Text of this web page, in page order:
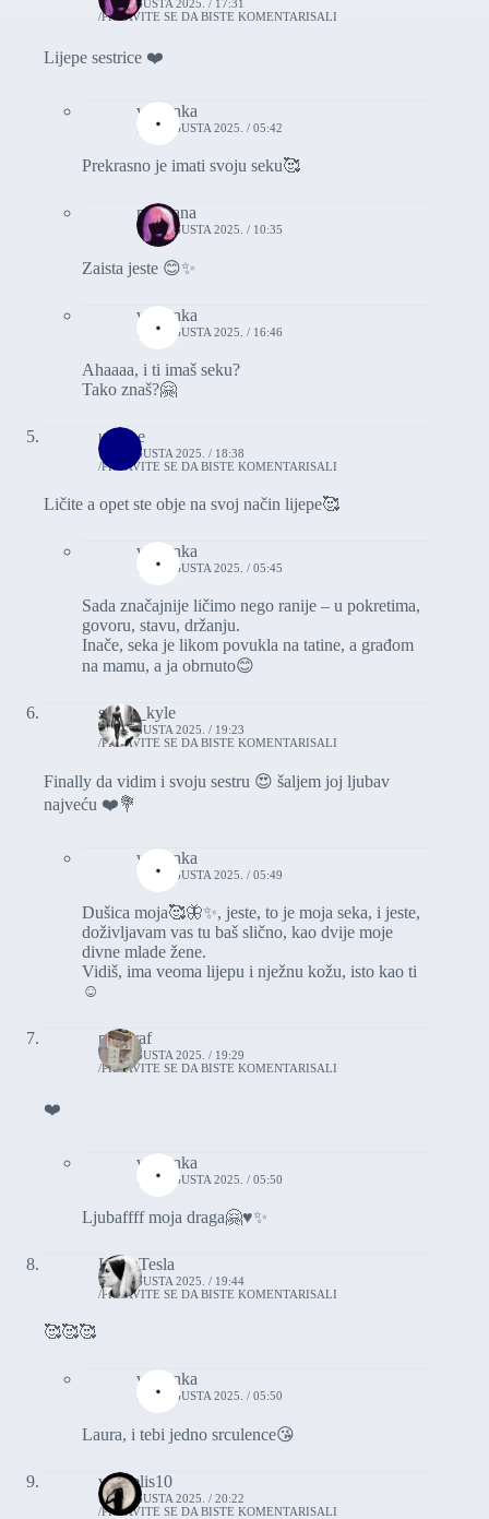
10. AUGUSTA 2025. / 17:31
PRIJAVITE SE DA BISTE KOMENTARISALI
Lijepe sestrice ❤️
vasionka
11. AUGUSTA 2025. / 05:42
Prekrasno je imati svoju seku🥰
morgana
11. AUGUSTA 2025. / 10:35
Zaista jeste 😊✨
vasionka
11. AUGUSTA 2025. / 16:46
Ahaaaa, i ti imaš seku?
Tako znaš?🤗
undine
10. AUGUSTA 2025. / 18:38
PRIJAVITE SE DA BISTE KOMENTARISALI
Ličite a opet ste obje na svoj način lijepe🥰
vasionka
11. AUGUSTA 2025. / 05:45
Sada značajnije ličimo nego ranije – u pokretima,
govoru, stavu, držanju.
Inače, seka je likom povukla na tatine, a građom
na mamu, a ja obrnuto😊
selina_kyle
10. AUGUSTA 2025. / 19:23
PRIJAVITE SE DA BISTE KOMENTARISALI
Finally da vidim i svoju sestru 😍 šaljem joj ljubav
najveću ❤️💐
vasionka
11. AUGUSTA 2025. / 05:49
Dušica moja🥰🦋✨, jeste, to je moja seka, i jeste,
doživljavam vas tu baš slično, kao dvije moje
divne mlade žene.
Vidiš, ima veoma lijepu i nježnu kožu, isto kao ti
☺️
poligraf
10. AUGUSTA 2025. / 19:29
PRIJAVITE SE DA BISTE KOMENTARISALI
❤️
vasionka
11. AUGUSTA 2025. / 05:50
Ljubaffff moja draga🤗♥️✨
LauraTesla
10. AUGUSTA 2025. / 19:44
PRIJAVITE SE DA BISTE KOMENTARISALI
🥰🥰🥰
vasionka
11. AUGUSTA 2025. / 05:50
Laura, i tebi jedno srculence😘
vangelis10
10. AUGUSTA 2025. / 20:22
PRIJAVITE SE DA BISTE KOMENTARISALI